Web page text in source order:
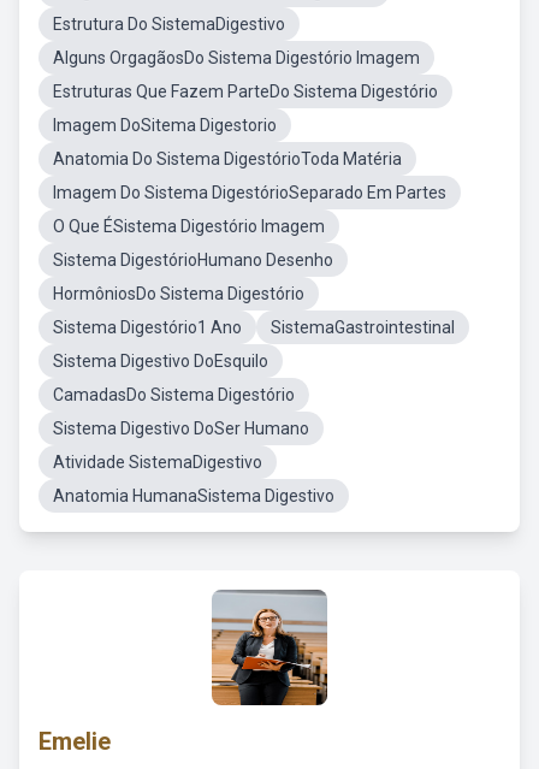
Estrutura Do SistemaDigestivo
Alguns OrgagãosDo Sistema Digestório Imagem
Estruturas Que Fazem ParteDo Sistema Digestório
Imagem DoSitema Digestorio
Anatomia Do Sistema DigestórioToda Matéria
Imagem Do Sistema DigestórioSeparado Em Partes
O Que ÉSistema Digestório Imagem
Sistema DigestórioHumano Desenho
HormôniosDo Sistema Digestório
Sistema Digestório1 Ano
SistemaGastrointestinal
Sistema Digestivo DoEsquilo
CamadasDo Sistema Digestório
Sistema Digestivo DoSer Humano
Atividade SistemaDigestivo
Anatomia HumanaSistema Digestivo
Emelie